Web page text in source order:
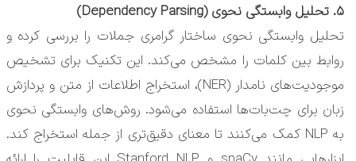
5. تحلیل وابستگی نحوی (Dependency Parsing)
تحلیل وابستگی نحوی ساختار گرامری جملات را بررسی کرده و
روابط بین کلمات را مشخص می‌کند. این تکنیک برای تشخیص
موجودیت‌های نامدار (NER)، استخراج اطلاعات از متن و پردازش
زبان برای چت‌بات‌ها استفاده می‌شود. روش‌های وابستگی نحوی
به NLP کمک می‌کنند تا معنای دقیق‌تری از جمله استخراج کند.